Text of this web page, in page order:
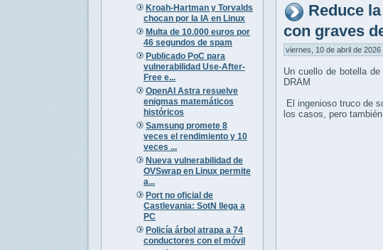
Kroah-Hartman y Torvalds
chocan por la IA en Linux
Multa de 10.000 euros por
46 segundos de spam
Publicado PoC para
vulnerabilidad Use-After-
Free e...
OpenAI Astra resuelve
enigmas matemáticos
históricos
Samsung promete 8
veces el rendimiento y 10
veces ...
Nueva vulnerabilidad de
OVSwrap en Linux permite
a...
Port no oficial de
Castlevania: SotN llega a
PC
Policía árbol atrapa a 74
conductores con el móvil
Reduce
con graves
viernes, 10 de abril de
Un cuello de botella
DRAM
El ingenioso truco de
los casos, pero